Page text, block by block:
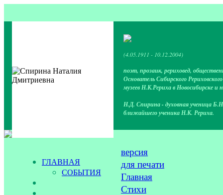
(4.05.1911 - 10.12.2004)
поэт, прозаик, рериховед,
Основатель Сибирского
музеев Н.К.Рериха в Новосибирске и
Н.Д. Спирина - духовная ученица
ближайшего ученика Н.К. Рериха.
ГЛАВНАЯ
СОБЫТИЯ
версия
для печати
Главная
Стихи